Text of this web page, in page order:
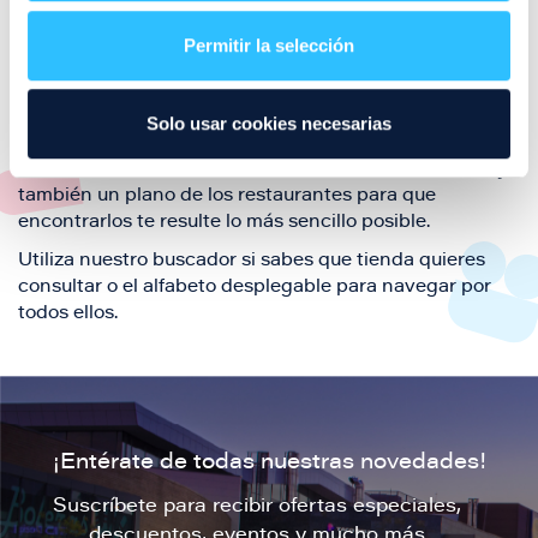
Permitir la selección
Solo usar cookies necesarias
también de nuestra oferta de ocio y shopping durante
tu visita.
El este directorio de restaurantes de Puerto Venecia
también un plano de los restaurantes para que
encontrarlos te resulte lo más sencillo posible.
Utiliza nuestro buscador si sabes que tienda quieres
consultar o el alfabeto desplegable para navegar por
todos ellos.
¡Entérate de todas nuestras novedades!
Suscríbete para recibir ofertas especiales,